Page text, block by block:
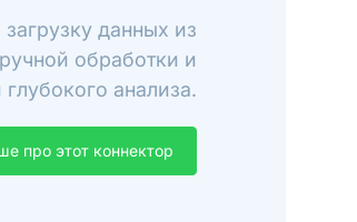
данных из
обработки и
анализа.
про этот коннектор